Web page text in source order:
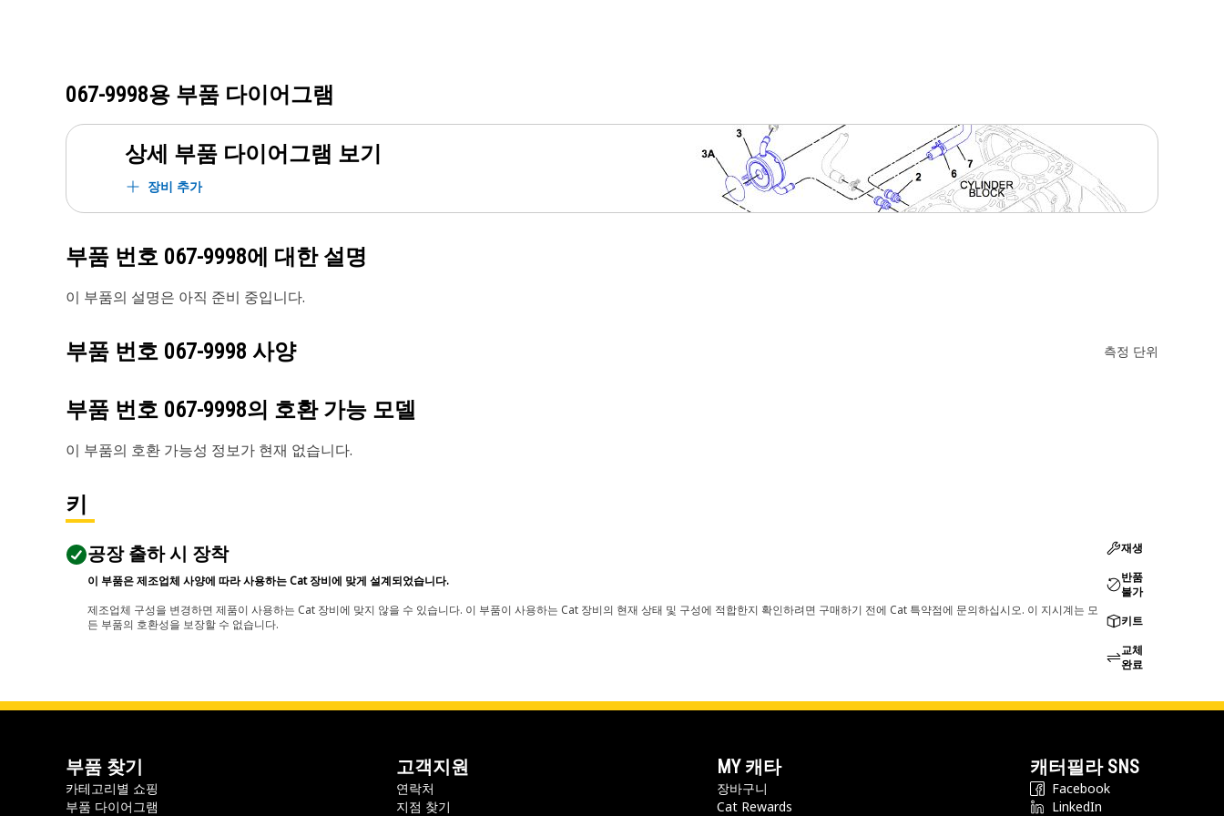
067-9998용 부품 다이어그램
상세 부품 다이어그램 보기
장비 추가
부품 번호 067-9998에 대한 설명
이 부품의 설명은 아직 준비 중입니다.
부품 번호 067-9998 사양 측정 단위
부품 번호 067-9998의 호환 가능 모델
이 부품의 호환 가능성 정보가 현재 없습니다.
키
공장 출하 시 장착
이 부품은 제조업체 사양에 따라 사용하는 Cat 장비에 맞게 설계되었습니다.
제조업체 구성을 변경하면 제품이 사용하는 Cat 장비에 맞지 않을 수 있습니다. 이 부품이 사용하는 Cat 장비의 현재 상태 및 구성에 적합한지 확인하려면 구매하기 전에 Cat 특약점에 문의하십시오. 이 지시계는 모
든 부품의 호환성을 보장할 수 없습니다.
재생
반품
불가
키트
교체
완료
부품 찾기
카테고리별 쇼핑
부품 다이어그램
고객지원
연락처
지점 찾기
MY 캐타
장바구니
Cat Rewards
캐터필라 SNS
Facebook
LinkedIn